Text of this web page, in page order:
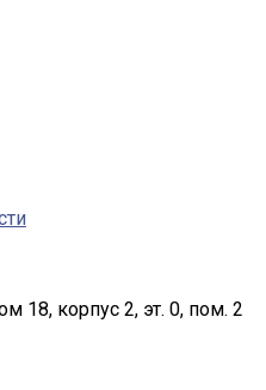
18, корпус 2, эт. 0, пом. 2